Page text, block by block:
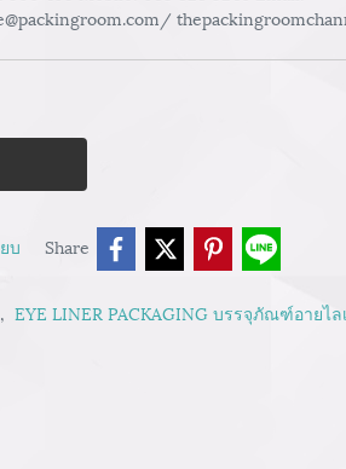
บ Share
, EYE LINER PACKAGING บรรจุภัณฑ์อายไล